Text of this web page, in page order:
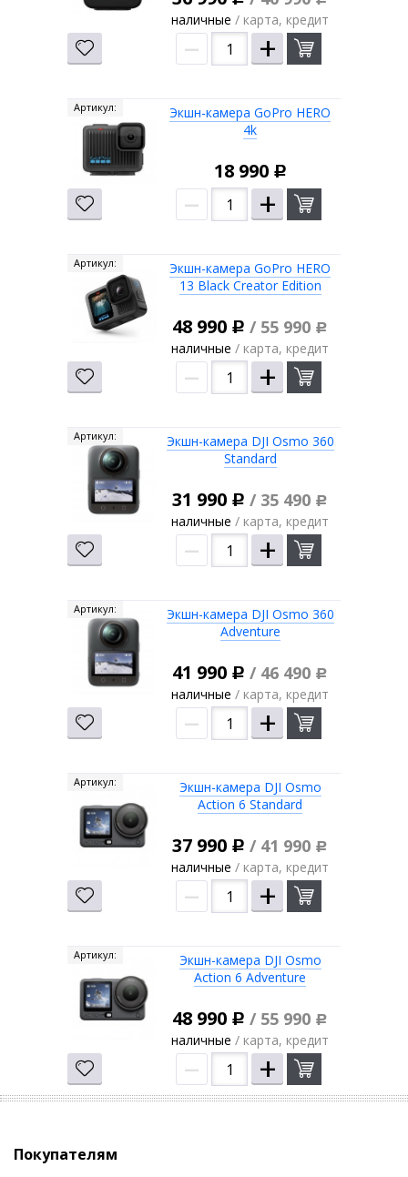
наличные/ карта, кредит
– +
Экшн-камера GoPro HERO
4k
Артикул:
18 990 Р
– +
Экшн-камера GoPro HERO
13 Black Creator Edition
Артикул:
48 990 Р / 55 990 Р
наличные/ карта, кредит
– +
Экшн-камера DJI Osmo 360
Standard
Артикул:
31 990 Р / 35 490 Р
наличные/ карта, кредит
– +
Экшн-камера DJI Osmo 360
Adventure
Артикул:
41 990 Р / 46 490 Р
наличные/ карта, кредит
– +
Экшн-камера DJI Osmo
Action 6 Standard
Артикул:
37 990 Р / 41 990 Р
наличные/ карта, кредит
– +
Экшн-камера DJI Osmo
Action 6 Adventure
Артикул:
48 990 Р / 55 990 Р
наличные/ карта, кредит
– +
Покупателям